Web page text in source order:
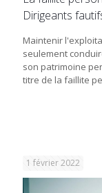
Dirigeants
Maintenir
seulement
son patrimoine
titre de la faillite
1 février 2022